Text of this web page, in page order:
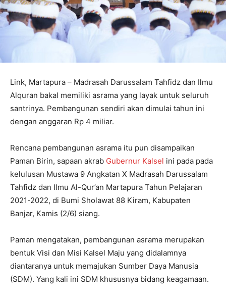
Link, Martapura – Madrasah Da­rus­salam Tahfidz dan Ilmu
Alquran bakal memiliki asrama yang layak untuk seluruh
santrinya. Pembangunan sendiri akan dimulai tahun ini
dengan anggaran Rp 4 miliar.
Rencana pembangunan asrama itu pun disampaikan
Paman Birin, sapaan akrab Gubernur Kalsel ini pada pada
kelulusan Mustawa 9 Angkatan X Madrasah Darussalam
Tahfidz dan Ilmu Al-Qur’an Martapura Tahun Pelajaran
2021-2022, di Bumi Sholawat 88 Kiram, Kabupaten
Banjar, Kamis (2/6) siang.
Paman mengatakan, pembangunan asrama merupakan
bentuk Visi dan Misi Kalsel Maju yang didalamnya
diantaranya untuk memajukan Sumber Daya Manusia
(SDM). Yang kali ini SDM khususnya bidang keagamaan.